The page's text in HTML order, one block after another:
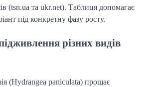
(tsn.ua та ukr.net). Таблиця допомагає
під конкретну фазу росту.
різних видів
(Hydrangea paniculata) прощає